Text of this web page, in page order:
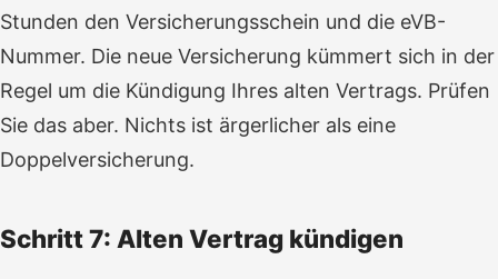
Stunden den Versicherungsschein und die eVB-
Nummer. Die neue Versicherung kümmert sich in der
Regel um die Kündigung Ihres alten Vertrags. Prüfen
Sie das aber. Nichts ist ärgerlicher als eine
Doppelversicherung.
Schritt 7: Alten Vertrag kündigen